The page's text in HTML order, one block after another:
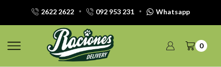
2622 2622 092 953 231 Whatsapp
0